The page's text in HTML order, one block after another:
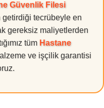
Güvenlik Filesi
getirdiği tecrübeyle en
gereksiz maliyetlerden
tüm Hastane
ve işçilik garantisi